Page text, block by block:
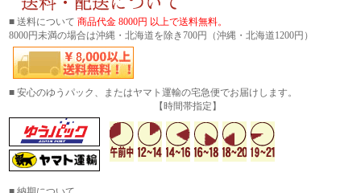
■ 送料について 商品代金 8000円 以上で送料無料。
8000円未満の場合は沖縄・北海道を除き700円（沖縄・北海道1200円）
■ 安心のゆうパック、またはヤマト運輸の宅急便でお届けします。
【時間帯指定】